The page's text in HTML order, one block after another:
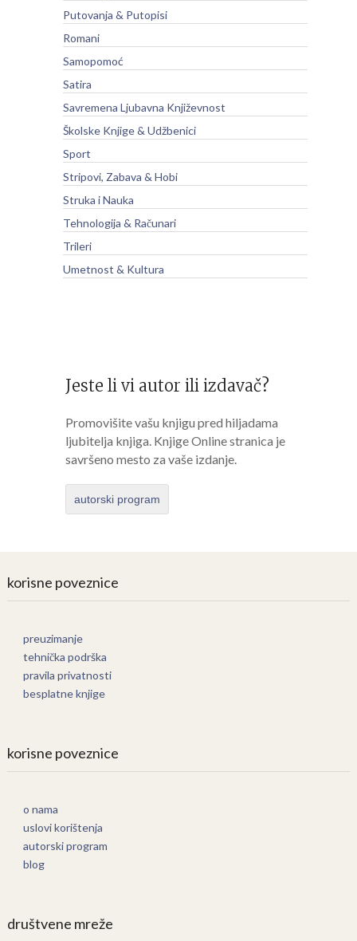
Putovanja & Putopisi
Romani
Samopomoć
Satira
Savremena Ljubavna Književnost
Školske Knjige & Udžbenici
Sport
Stripovi, Zabava & Hobi
Struka i Nauka
Tehnologija & Računari
Trileri
Umetnost & Kultura
Jeste li vi autor ili izdavač?
Promovišite vašu knjigu pred hiljadama
ljubitelja knjiga. Knjige Online stranica je
savršeno mesto za vaše izdanje.
autorski program
korisne poveznice
preuzimanje
tehnička podrška
pravila privatnosti
besplatne knjige
korisne poveznice
o nama
uslovi korištenja
autorski program
blog
društvene mreže